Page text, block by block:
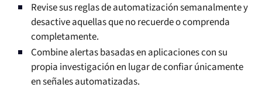
Revise sus reglas de automatización semanalmente y
desactive aquellas que no recuerde o comprenda
completamente.
Combine alertas basadas en aplicaciones con su
propia investigación en lugar de confiar únicamente
en señales automatizadas.